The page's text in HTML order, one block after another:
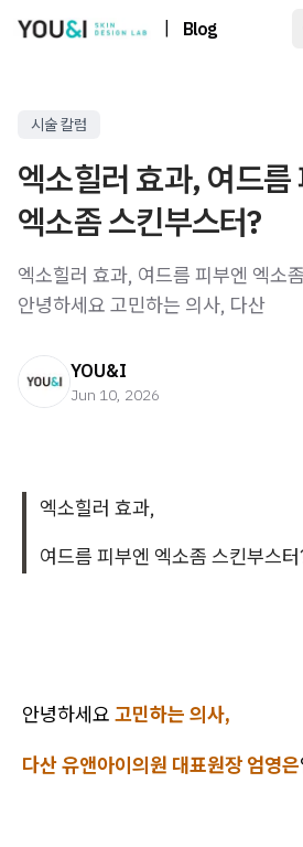
Blog
시술 칼럼
엑소힐러 효과, 여드름
엑소좀 스킨부스터?
엑소힐러 효과, 여드름 피부엔 엑소
안녕하세요 고민하는 의사, 다산
YOU&I
Jun 10, 2026
엑소힐러 효과,
여드름 피부엔 엑소좀 스킨부스
안녕하세요 고민하는 의사,
다산 유앤아이의원 대표원장 엄영은